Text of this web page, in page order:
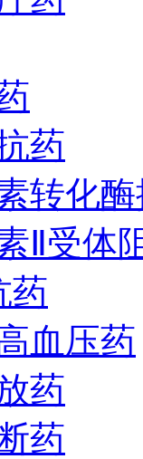
药
转化
Ⅱ受体
药
血压药
药
药